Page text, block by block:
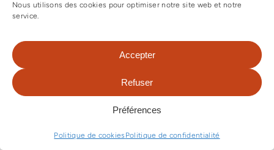
Nous utilisons des cookies pour optimiser notre site web et notre
service.
Accepter
Refuser
Préférences
Politique de cookies Politique de confidentialité
SÉJOUR TASMANIE – 11 JOURS
Le grand tour de la Tasmanie, entre
océan et montagnes, plages et forêts,
sans oublier les villes d'Hobart, Port